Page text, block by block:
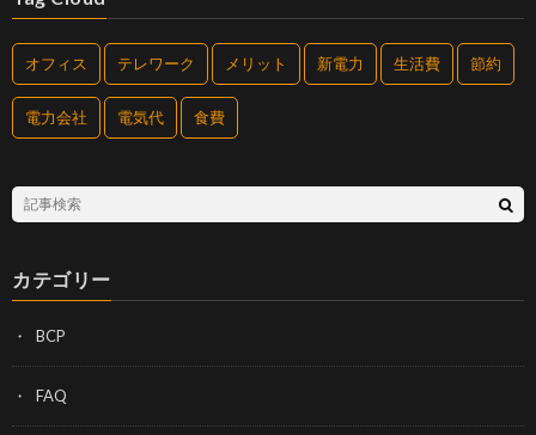
オフィス テレワーク メリット 新電力 生活費 節約
電力会社 電気代 食費
カテゴリー
BCP
FAQ